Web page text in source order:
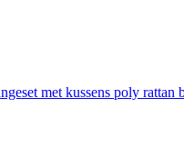
met kussens poly